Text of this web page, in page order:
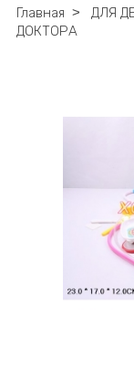
Главная ˃ ДЛЯ
ДОКТОРА